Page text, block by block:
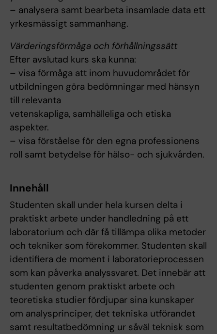
– analysera samt bearbeta insamlade data ett
yrkesmässigt sammanhang.
Värderingsförmåga och förhållningssätt
Efter avslutad kurs ska kunna:
– visa förmåga att inom huvudområdet för
utbildningen göra bedömningar med hänsyn
till relevanta
vetenskapliga, samhälleliga och etiska
aspekter.
– visa förståelse för den egna professionens
roll samt betydelse för hälso- och sjukvården.
Innehåll
Studenten skall under hela kursen delta i
praktiskt arbete under handledning på ett
laboratorium och där få tillämpa olika metoder
och tekniker som förekommer. Studenten skall
identifiera de moment i laboratorieprocessen
som kan påverka analyssvaret. Det innebär att
studenten genom praktiskt arbete och
teoretiska studier fördjupar sina kunskaper
om analysprinciper, det tekniska utförandet
samt resultatbedömning ur såväl teknisk som